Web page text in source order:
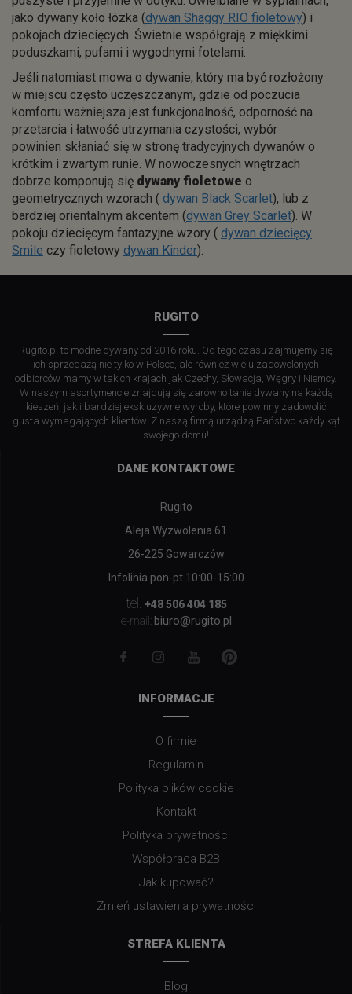
jako dywany koło łózka (dywan Shaggy RIO fioletowy) i
pokojach dziecięcych. Świetnie współgrają z miękkimi
poduszkami, pufami i wygodnymi fotelami.
Jeśli natomiast mowa o dywanie, który ma być rozłożony
w miejscu często uczęszczanym, gdzie od poczucia
komfortu ważniejsza jest funkcjonalność, odporność na
przetarcia i łatwość utrzymania czystości, wybór
powinien skłaniać się w stronę tradycyjnych dywanów o
krótkim i zwartym runie. W nowoczesnych wnętrzach
dobrze komponują się dywany fioletowe o
geometrycznych wzorach ( dywan Black Scarlet), lub z
bardziej orientalnym akcentem (dywan Grey Scarlet). W
pokoju dziecięcym fantazyjne wzory ( dywan dziecięcy
Smile czy fioletowy dywan Kinder).
RUGITO
Rugito.pl to modne dywany od 2016 roku. Od tego czasu zajmujemy się
ich sprzedażą nie tylko w Polsce, ale również wielu zadowolonych
odbiorców mamy w takich krajach jak Czechy, Słowacja, Węgry i Niemcy.
W naszym asortymencie znajdują się zarówno tanie dywany na każdą
kieszeń, jak i bardziej ekskluzywne wyroby, które powinny zadowolić
gusta wymagających klientów. Z naszą firmą urządzą Państwo każdy kąt
swojego domu!
DANE KONTAKTOWE
Rugito
Aleja Wyzwolenia 61
26-225 Gowarczów
Infolinia pon-pt 10:00-15:00
tel.
+48 506 404 185
e-mail: biuro@rugito.pl
INFORMACJE
O firmie
Regulamin
Polityka plików cookie
Kontakt
Polityka prywatności
Współpraca B2B
Jak kupować?
Zmień ustawienia prywatności
STREFA KLIENTA
Blog